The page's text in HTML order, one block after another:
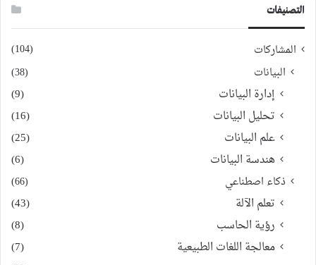
التصنيفات
المشاركات (104)
البيانات (38)
إدارة البيانات
(9)
تحليل البيانات
(16)
علم البيانات
(25)
هندسة البيانات
(6)
ذكاء اصطناعي (66)
تعلم الآلة
(43)
رؤية الحاسب
(8)
معالجة اللغات الطبيعية
(7)